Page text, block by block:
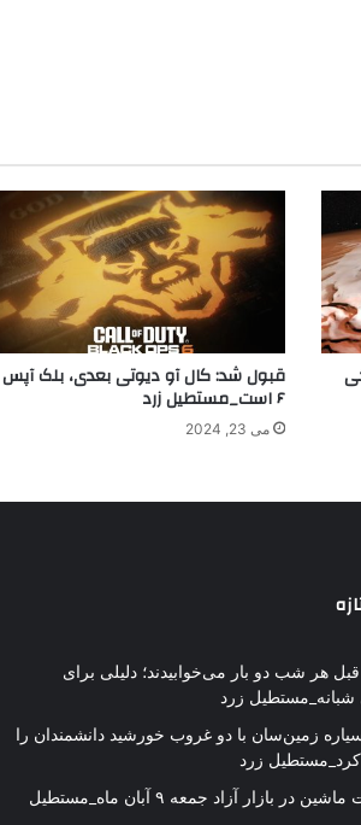
قبول شد: کال آو دیوتی بعدی، بلک آپس
۶ است_مستطیل زرد
می 23, 2024
قبل هر شب دو بار می‌خوابیدند؛ دلیلی برای
شبانه_مستطیل زرد
زمین‌سان با دو غروب خورشید دانشمندان را
زرد
آخرین قیمت ماشین در بازار آزاد جمعه ۹ آبان ماه_مستطیل